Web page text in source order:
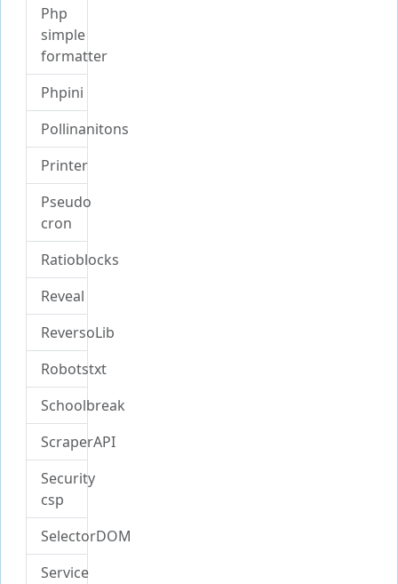
Php
simple
formatter
Phpini
Pollinanitons
Printer
Pseudo
cron
Ratioblocks
Reveal
ReversoLib
Robotstxt
Schoolbreak
ScraperAPI
Security
csp
SelectorDOM
Service